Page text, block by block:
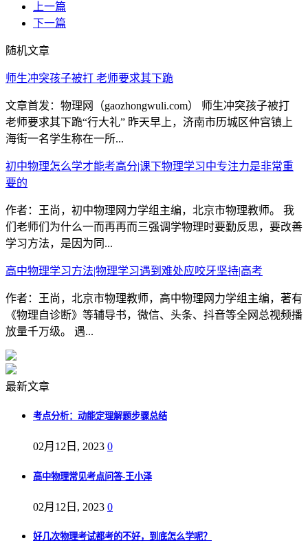
上一篇
下一篇
随机文章
师生冲突孩子被打 老师要求其下跪
文章首发：物理网（gaozhongwuli.com） 师生冲突孩子被打
老师要求其下跪“行大礼” 昨天早上，济南市历城区仲宫镇上
海街一名学生称在一所...
初中物理怎么学才能考高分|课下物理学习中专注力是非常重
要的
作者：王尚，初中物理网力学组主编，北京市物理教师。 我
们老师们为什么一而再再而三强调学物理时要勤反思，要改善
学习方法，是因为同...
高中物理学习方法|物理学习遇到难处应咬牙坚持|高考
作者：王尚，北京市物理教师，高中物理网力学组主编，著有
《物理自诊断》等辅导书，微信、头条、抖音等全网总视频播
放量千万级。 遇...
最新文章
考点分析：动能定理解题步骤总结
02月12日, 2023 0
高中物理常见考点问答-王小泽
02月12日, 2023 0
好几次物理考试都考的不好，到底怎么学呢？